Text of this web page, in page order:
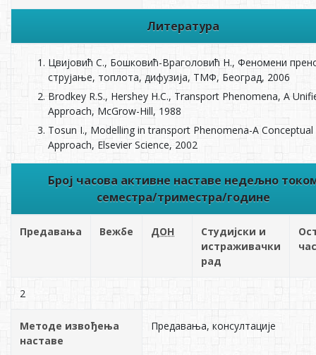
Литература
Цвијовић С., Бошковић-Враголовић Н., Феномени
струјање, топлота, дифузија, ТМФ, Београд, 2006
Brodkey R.S., Hershey H.C., Transport Phenomena, A
Approach, McGrow-Hill, 1988
Tosun I., Modelling in transport Phenomena-A Conceptual
Approach, Elsevier Science, 2002
Број часова активне наставе недељно
семестра/триместра/године
Предавања Вежбе ДОН
Студијски и
истраживачки
рад
2
Методе извођења
наставе
Предавања, консултације